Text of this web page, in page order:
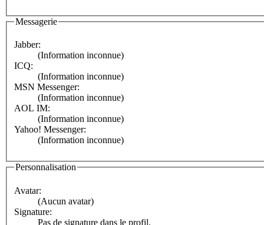
Messagerie
Jabber:
(Information inconnue)
ICQ:
(Information inconnue)
MSN Messenger:
(Information inconnue)
AOL IM:
(Information inconnue)
Yahoo! Messenger:
(Information inconnue)
Personnalisation
Avatar:
(Aucun avatar)
Signature:
Pas de signature dans le profil.